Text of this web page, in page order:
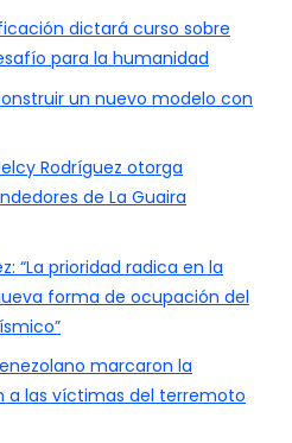
dictará curso sobre
para la humanidad
un nuevo modelo con
Rodríguez otorga
de La Guaira
“La prioridad radica en la
forma de ocupación del
marcaron la
a las víctimas del terremoto